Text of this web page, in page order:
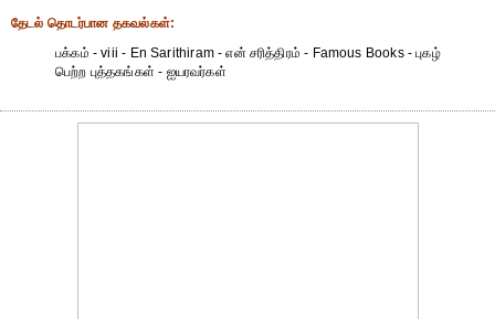
தேட‌ல் தொட‌ர்பான தகவ‌ல்க‌ள்:
பக்கம் - viii - En Sarithiram - என் சரித்திரம் - Famous Books - புகழ்
பெற்ற புத்தகங்கள் - ஐயரவர்கள்